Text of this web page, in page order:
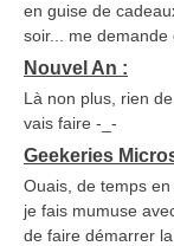
en guise de
soir... me
Nouvel An :
Là non plus, rien
vais faire -_-
Geekeries
Ouais, de temps
je fais mumuse
de faire démarrer